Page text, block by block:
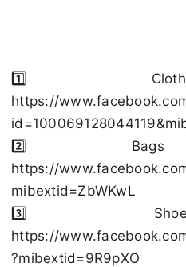
1️⃣
https://
2️⃣
https://
mibextid=ZbWKwL
3️⃣
https://
?mibextid=9R9pXO